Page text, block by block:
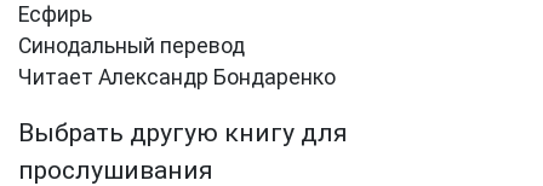
Есфирь
Синодальный перевод
Читает Александр Бондаренко
Выбрать другую книгу для
прослушивания